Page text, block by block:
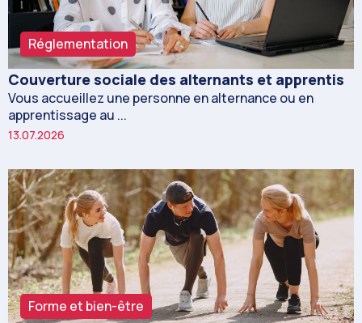
Réglementation
Couverture sociale des alternants et apprentis
Vous accueillez une personne en alternance ou en
apprentissage au ...
13.07.2026
Forme et bien-être